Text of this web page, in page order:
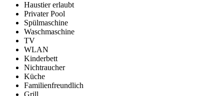
Haustier erlaubt
Privater Pool
Spülmaschine
Waschmaschine
TV
WLAN
Kinderbett
Nichtraucher
Küche
Familienfreundlich